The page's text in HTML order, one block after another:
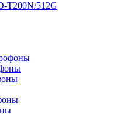
T200N/512G